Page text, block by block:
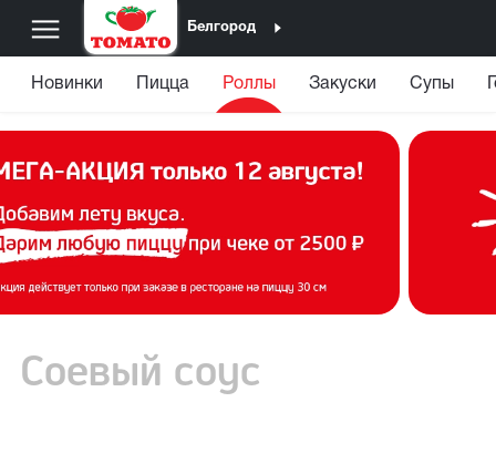
Белгород
Новинки Пицца Роллы Закуски Супы
Соевый соус